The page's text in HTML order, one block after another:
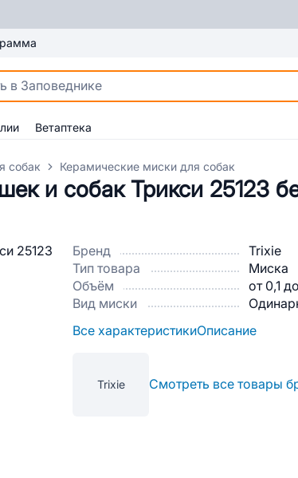
Ветаптека
собак Керамические миски для собак
и собак Трикси 25123
Бренд
Trixie
Тип товара
Миска
Объём
от 0,1
Вид миски
Все характеристикиОписание
Trixie Смотреть все товары